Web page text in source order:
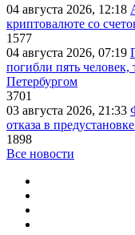
04 августа 2026, 12:18
криптовалюте со
1577
04 августа 2026, 07:19
погибли пять
Петербургом
3701
03 августа 2026, 21:33
отказа в
1898
Все новости